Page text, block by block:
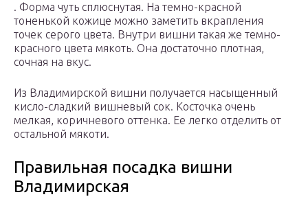
. Форма чуть сплюснутая. На темно-красной
тоненькой кожице можно заметить вкрапления
точек серого цвета. Внутри вишни такая же темно-
красного цвета мякоть. Она достаточно плотная,
сочная на вкус.
Из Владимирской вишни получается насыщенный
кисло-сладкий вишневый сок. Косточка очень
мелкая, коричневого оттенка. Ее легко отделить от
остальной мякоти.
Правильная посадка вишни
Владимирская